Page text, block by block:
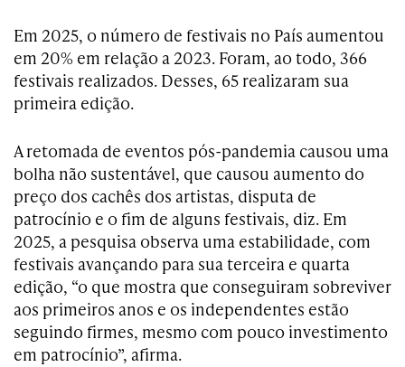
Em 2025, o número de festivais no País aumentou
em 20% em relação a 2023. Foram, ao todo, 366
festivais realizados. Desses, 65 realizaram sua
primeira edição.
A retomada de eventos pós-pandemia causou uma
bolha não sustentável, que causou aumento do
preço dos cachês dos artistas, disputa de
patrocínio e o fim de alguns festivais, diz. Em
2025, a pesquisa observa uma estabilidade, com
festivais avançando para sua terceira e quarta
edição, “o que mostra que conseguiram sobreviver
aos primeiros anos e os independentes estão
seguindo firmes, mesmo com pouco investimento
em patrocínio”, afirma.